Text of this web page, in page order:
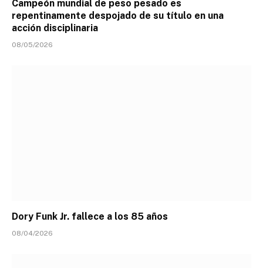
Campeón mundial de peso pesado es
repentinamente despojado de su título en una
acción disciplinaria
08/05/2026
Dory Funk Jr. fallece a los 85 años
08/04/2026